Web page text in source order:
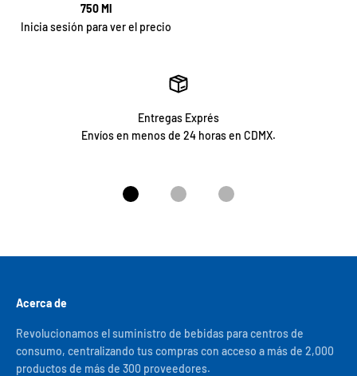
750 Ml
Inicia sesión para ver el precio
Entregas Exprés
Envíos en menos de 24 horas en CDMX.
Ir al artículo 1Ir al artículo 2Ir al artículo 3
Acerca de
Revolucionamos el suministro de bebidas para centros de
consumo, centralizando tus compras con acceso a más de 2,000
productos de más de 300 proveedores.